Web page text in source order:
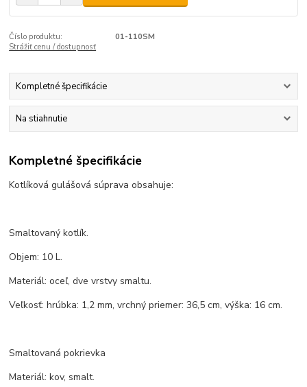
Číslo produktu:
01-110SM
Strážiť cenu / dostupnosť
Kompletné špecifikácie
Na stiahnutie
Kompletné špecifikácie
Kotlíková gulášová súprava obsahuje:
Smaltovaný kotlík.
Objem: 10 L.
Materiál: oceľ, dve vrstvy smaltu.
Veľkosť: hrúbka: 1,2 mm, vrchný priemer: 36,5 cm, výška: 16 cm.
Smaltovaná pokrievka
Materiál: kov, smalt.